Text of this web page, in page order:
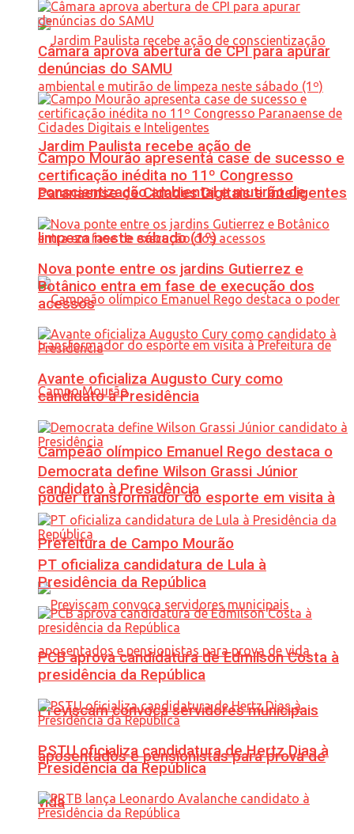
Jardim Paulista recebe ação de
conscientização ambiental e mutirão de
limpeza neste sábado (1º)
Campeão olímpico Emanuel Rego destaca o
poder transformador do esporte em visita à
Prefeitura de Campo Mourão
Previscam convoca servidores municipais
aposentados e pensionistas para prova de
vida
Câmara aprova abertura de CPI para apurar
denúncias do SAMU
Campo Mourão apresenta case de sucesso e
certificação inédita no 11º Congresso
Paranaense de Cidades Digitais e Inteligentes
Nova ponte entre os jardins Gutierrez e
Botânico entra em fase de execução dos
acessos
Avante oficializa Augusto Cury como
candidato à Presidência
Democrata define Wilson Grassi Júnior
candidato à Presidência
PT oficializa candidatura de Lula à
Presidência da República
PCB aprova candidatura de Edmilson Costa à
presidência da República
PSTU oficializa candidatura de Hertz Dias à
Presidência da República